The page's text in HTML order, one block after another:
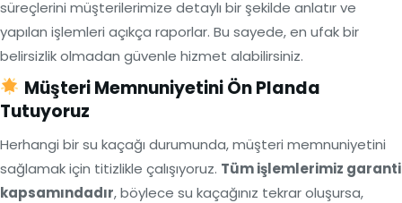
süreçlerini müşterilerimize detaylı bir şekilde anlatır ve
yapılan işlemleri açıkça raporlar. Bu sayede, en ufak bir
belirsizlik olmadan güvenle hizmet alabilirsiniz.
Müşteri Memnuniyetini Ön Planda
Tutuyoruz
Herhangi bir su kaçağı durumunda, müşteri memnuniyetini
sağlamak için titizlikle çalışıyoruz. Tüm işlemlerimiz garanti
kapsamındadır, böylece su kaçağınız tekrar oluşursa,